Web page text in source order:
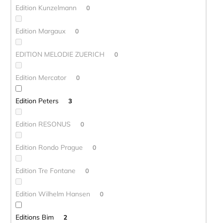
Edition Kunzelmann 0
Edition Margaux 0
EDITION MELODIE ZUERICH 0
Edition Mercator 0
Edition Peters 3
Edition RESONUS 0
Edition Rondo Prague 0
Edition Tre Fontane 0
Edition Wilhelm Hansen 0
Editions Bim 2